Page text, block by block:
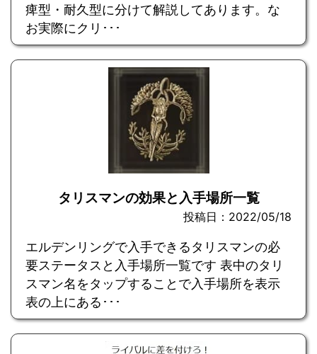
痺型・耐久型に分けて解説してあります。な
お実際にクリ･･･
タリスマンの効果と入手場所一覧
投稿日：2022/05/18
エルデンリングで入手できるタリスマンの必
要ステータスと入手場所一覧です 表中のタリ
スマン名をタップすることで入手場所を表示
表の上にある･･･